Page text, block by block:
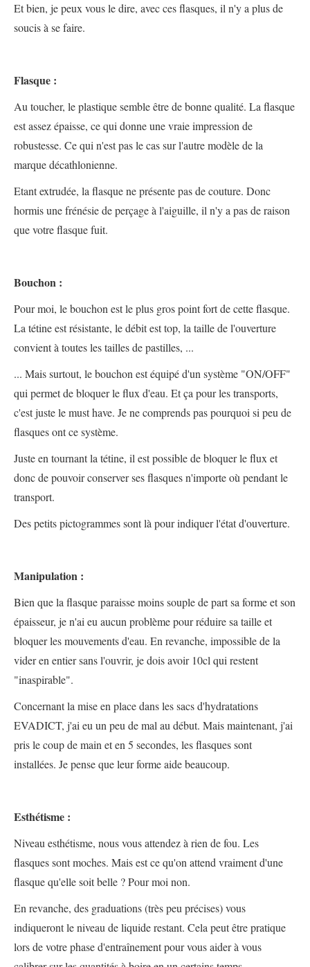
Et bien, je peux vous le dire, avec ces flasques, il n'y a plus de
soucis à se faire.
Flasque :
Au toucher, le plastique semble être de bonne qualité. La flasque
est assez épaisse, ce qui donne une vraie impression de
robustesse. Ce qui n'est pas le cas sur l'autre modèle de la
marque décathlonienne.
Etant extrudée, la flasque ne présente pas de couture. Donc
hormis une frénésie de perçage à l'aiguille, il n'y a pas de raison
que votre flasque fuit.
Bouchon :
Pour moi, le bouchon est le plus gros point fort de cette flasque.
La tétine est résistante, le débit est top, la taille de l'ouverture
convient à toutes les tailles de pastilles, ...
... Mais surtout, le bouchon est équipé d'un système "ON/OFF"
qui permet de bloquer le flux d'eau. Et ça pour les transports,
c'est juste le must have. Je ne comprends pas pourquoi si peu de
flasques ont ce système.
Juste en tournant la tétine, il est possible de bloquer le flux et
donc de pouvoir conserver ses flasques n'importe où pendant le
transport.
Des petits pictogrammes sont là pour indiquer l'état d'ouverture.
Manipulation :
Bien que la flasque paraisse moins souple de part sa forme et son
épaisseur, je n'ai eu aucun problème pour réduire sa taille et
bloquer les mouvements d'eau. En revanche, impossible de la
vider en entier sans l'ouvrir, je dois avoir 10cl qui restent
"inaspirable".
Concernant la mise en place dans les sacs d'hydratations
EVADICT, j'ai eu un peu de mal au début. Mais maintenant, j'ai
pris le coup de main et en 5 secondes, les flasques sont
installées. Je pense que leur forme aide beaucoup.
Esthétisme :
Niveau esthétisme, nous vous attendez à rien de fou. Les
flasques sont moches. Mais est ce qu'on attend vraiment d'une
flasque qu'elle soit belle ? Pour moi non.
En revanche, des graduations (très peu précises) vous
indiqueront le niveau de liquide restant. Cela peut être pratique
lors de votre phase d'entraînement pour vous aider à vous